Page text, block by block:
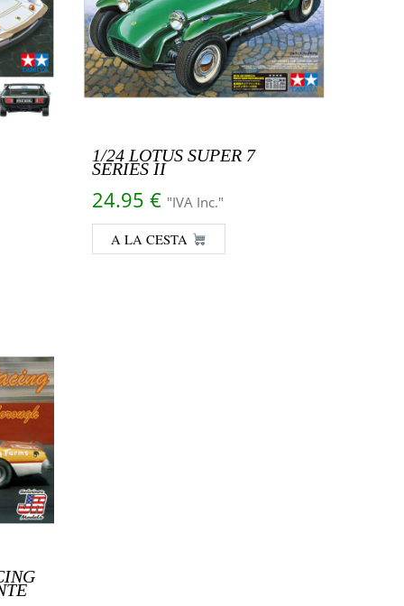
1/24 LOTUS SUPER 7
SERIES II
24.95 € "IVA Inc."
A LA CESTA